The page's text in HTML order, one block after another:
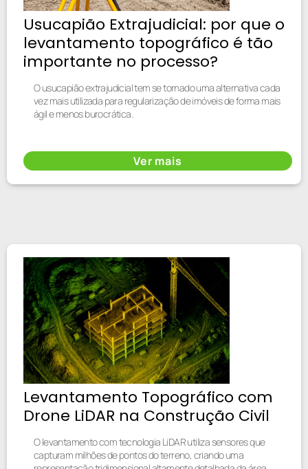
Usucapião Extrajudicial: por que o
levantamento topográfico é tão
importante no processo?
O usucapião extrajudicial tem se tornado uma alternativa cada
vez mais utilizada para regularização de imóveis de forma mais
ágil e menos burocrática.
Ver mais
Levantamento Topográfico com
Drone LiDAR na Construção Civil
O levantamento com tecnologia LiDAR utiliza sensores que
capturam milhões de pontos do terreno, criando uma